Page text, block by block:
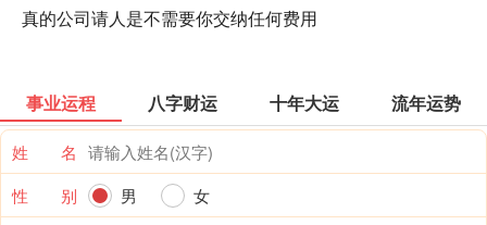
真的公司请人是不需要你交纳任何费用
事业运程 八字财运 十年大运 流年运势
姓 名
性 别
男
女